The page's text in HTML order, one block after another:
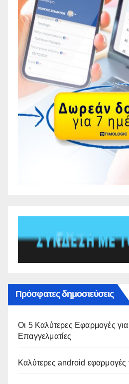
Πρόσφατες δημοσιεύσεις
Οι 5 Καλύτερες Εφαρμογές
Επαγγελματίες
Καλύτερες android εφαρμογές